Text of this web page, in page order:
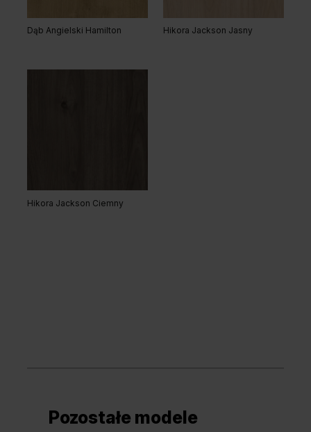
Dąb Angielski Hamilton Hikora Jackson Jasny
Hikora Jackson Ciemny
Pozostałe modele